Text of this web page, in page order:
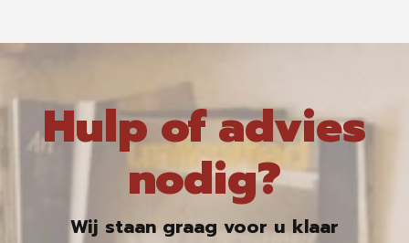
Hulp of advies
nodig?
Wij staan graag voor u klaar